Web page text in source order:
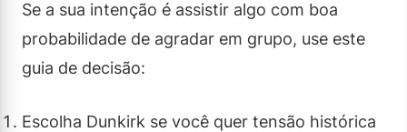
Se a sua intenção é assistir algo com boa
probabilidade de agradar em grupo, use este
guia de decisão:
Escolha Dunkirk se você quer tensão histórica